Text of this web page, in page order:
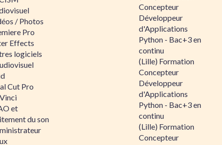
/ Photos
Pro
Effects
logiciels
Cut Pro
et
du son
Concepteur
Développeur
d'Applications
Python - Bac+3 en
continu
(Lille) Formation
Concepteur
Développeur
d'Applications
Python - Bac+3 en
continu
(Lille) Formation
Concepteur